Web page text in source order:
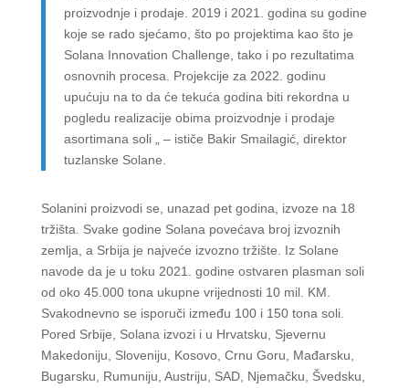
proizvodnje i prodaje. 2019 i 2021. godina su godine
koje se rado sjećamo, što po projektima kao što je
Solana Innovation Challenge, tako i po rezultatima
osnovnih procesa. Projekcije za 2022. godinu
upućuju na to da će tekuća godina biti rekordna u
pogledu realizacije obima proizvodnje i prodaje
asortimana soli „ – ističe Bakir Smailagić, direktor
tuzlanske Solane.
Solanini proizvodi se, unazad pet godina, izvoze na 18
tržišta. Svake godine Solana povećava broj izvoznih
zemlja, a Srbija je najveće izvozno tržište. Iz Solane
navode da je u toku 2021. godine ostvaren plasman soli
od oko 45.000 tona ukupne vrijednosti 10 mil. KM.
Svakodnevno se isporuči između 100 i 150 tona soli.
Pored Srbije, Solana izvozi i u Hrvatsku, Sjevernu
Makedoniju, Sloveniju, Kosovo, Crnu Goru, Mađarsku,
Bugarsku, Rumuniju, Austriju, SAD, Njemačku, Švedsku,